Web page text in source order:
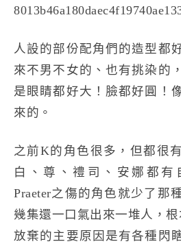
人設的部份配角們的造型都
來不男不女的、也有挑染的
是眼睛都好大！臉都好圓！
來的。
之前K的角色很多，但都很
白、尊、禮司、安娜都有
Praeter之傷的角色就少了那
幾集還一口氣出來一堆人，根
放棄的主要原因是有各種閃